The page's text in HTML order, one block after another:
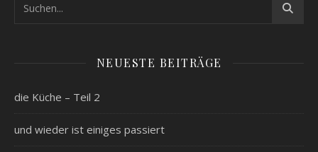
NEUESTE BEITRÄGE
die Küche – Teil 2
und wieder ist einiges passiert